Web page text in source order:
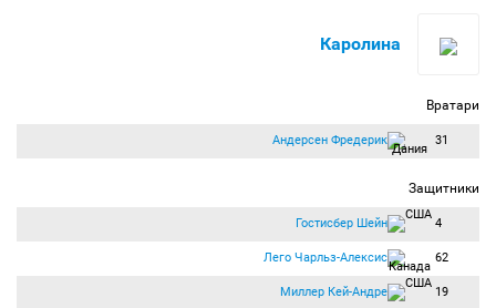
Каролина
Вратари
Андерсен Фредерик 31
Защитники
Гостисбер Шейн 4
Лего Чарльз-Алексис 62
Миллер Кей-Андре 19